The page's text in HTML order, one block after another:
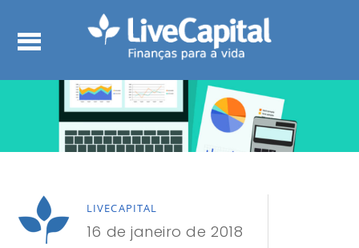
LIVECAPITAL
16 de janeiro de 2018